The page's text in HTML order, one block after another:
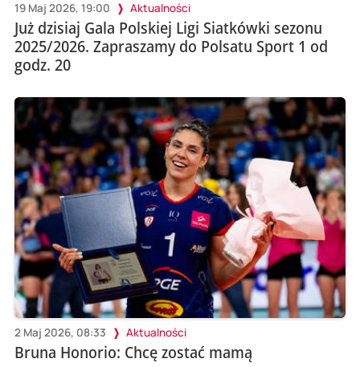
19 Maj 2026, 19:00 Aktualności
Już dzisiaj Gala Polskiej Ligi Siatkówki sezonu
2025/2026. Zapraszamy do Polsatu Sport 1 od
godz. 20
2 Maj 2026, 08:33 Aktualności
Bruna Honorio: Chcę zostać mamą